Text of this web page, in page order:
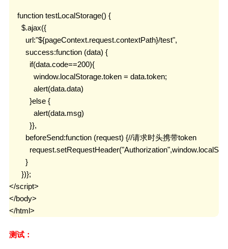
    function testLocalStorage() {
      $.ajax({
        url:"${pageContext.request.contextPath}/test",
        success:function (data) {
          if(data.code==200){
            window.localStorage.token = data.token;
            alert(data.data)
          }else {
            alert(data.msg)
          }},
        beforeSend:function (request) {//请求时头携带token
        }
      })};
</script>
</body>
</html>
测试：